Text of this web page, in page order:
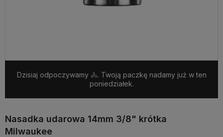
Dzisiaj odpoczywamy 🚴. Twoją paczkę nadamy już w ten
poniedziałek.
Nasadka udarowa 14mm 3/8" krótka
Milwaukee